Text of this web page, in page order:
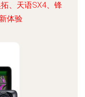
、天语SX4、锋
体验